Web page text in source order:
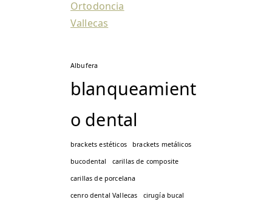
Ortodoncia
Vallecas
Albufera
blanqueamient
o dental
brackets estéticos
brackets metálicos
bucodental
carillas de composite
carillas de porcelana
cenro dental Vallecas
cirugía bucal